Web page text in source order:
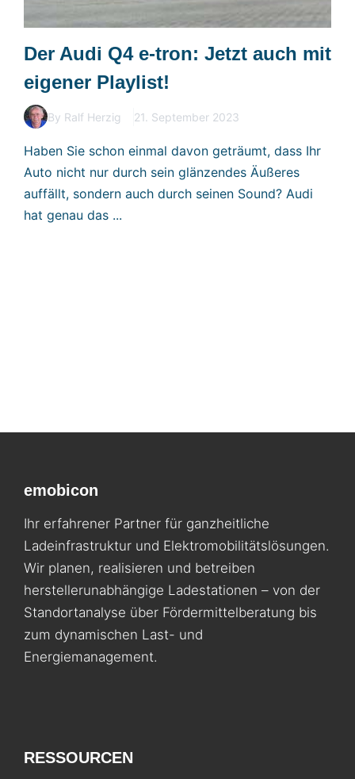
Der Audi Q4 e-tron: Jetzt auch mit
eigener Playlist!
By Ralf Herzig 21. September 2023
Haben Sie schon einmal davon geträumt, dass Ihr
Auto nicht nur durch sein glänzendes Äußeres
auffällt, sondern auch durch seinen Sound? Audi
hat genau das ...
emobicon
Ihr erfahrener Partner für ganzheitliche
Ladeinfrastruktur und Elektromobilitäts­lösungen.
Wir planen, realisieren und betreiben
herstellerunabhängige Ladestationen – von der
Standortanalyse über Fördermittelberatung bis
zum dynamischen Last- und
Energiemanagement.
RESSOURCEN